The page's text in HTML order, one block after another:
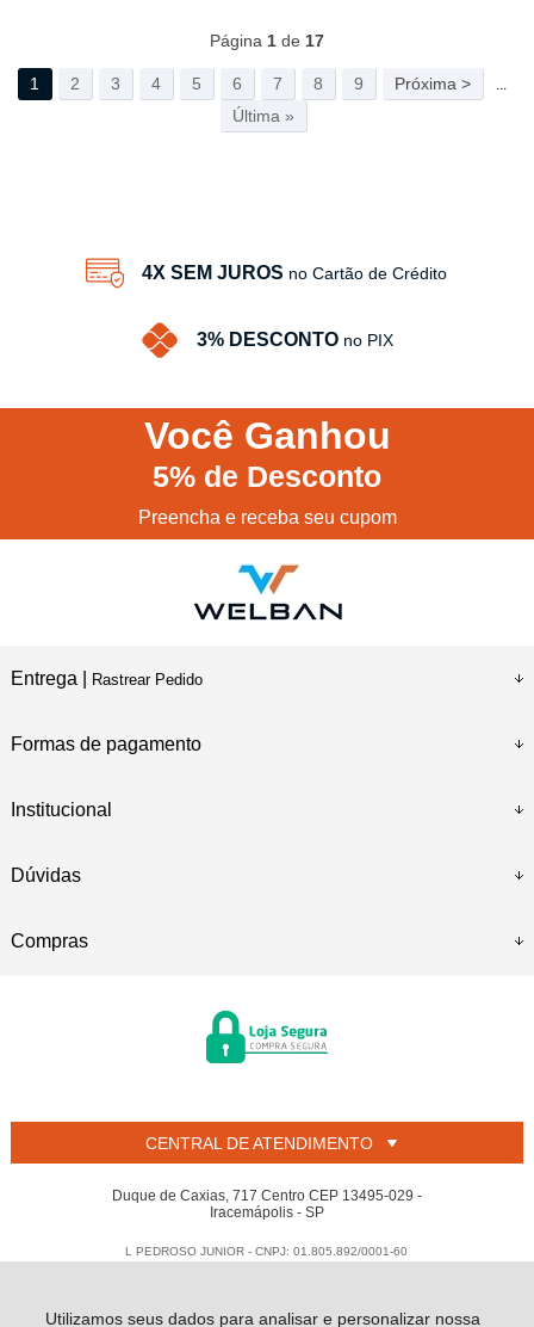
Utilizamos seus dados para analisar e personalizar nossa
Página 1de 17
1 2 3 4 5 6 7 8 9 Próxima > ...
Última »
4X SEM JUROS no Cartão de Crédito
3% DESCONTO no PIX
Você Ganhou
5% de Desconto
Preencha e receba seu cupom
Entrega | Rastrear Pedido
Formas de pagamento
Institucional
Dúvidas
Compras
CENTRAL DE ATENDIMENTO
Duque de Caxias, 717 Centro CEP 13495-029 -
Iracemápolis - SP
L PEDROSO JUNIOR - CNPJ: 01.805.892/0001-60